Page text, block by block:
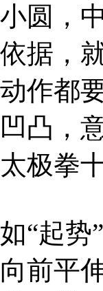
小圆，
依据，
动作都
凹凸，
太极拳
如“起势
向前平